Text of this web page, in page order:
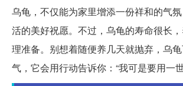
乌龟，不仅能为家里增添一份祥和的气
活的美好祝愿。不过，乌龟的寿命很长
理准备。别想着随便养几天就抛弃，乌
气，它会用行动告诉你：“我可是要用一